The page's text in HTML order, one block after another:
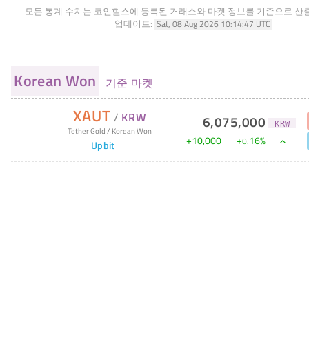
모든 통계 수치는 코인힐스에 등록된 거래소와 마켓 정보를 기준으로 산
업데이트: Sat, 08 Aug 2026 10:14:47 UTC
Korean Won 기준 마켓
XAUT / KRW
Tether Gold/ Korean Won
Upbit
6,075,000 KRW
+10,000 +0.16%